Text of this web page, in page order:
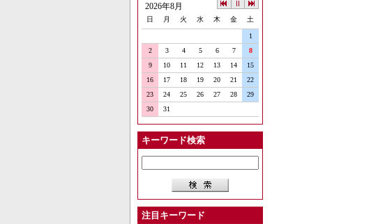
2026年8月
日 月 火 水 木 金 土
1
2
3 4 5 6 7
8
9
10 11 12 13 14
15
16
17 18 19 20 21
22
23
24 25 26 27 28
29
30
31
キーワード検索
注目キーワード